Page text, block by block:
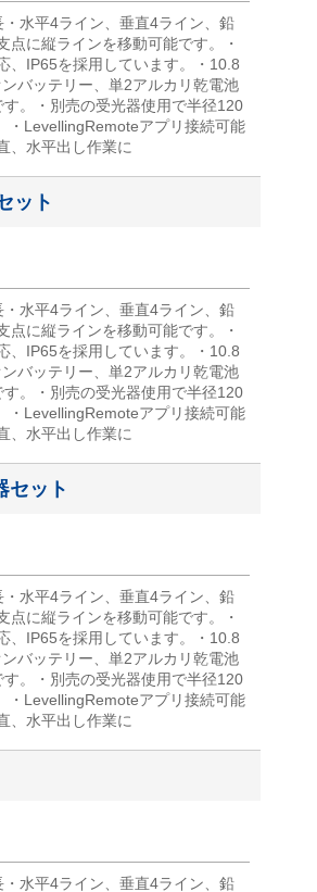
水平4ライン、垂直4ライン、鉛
点に縦ラインを移動可能です。・
、IP65を採用しています。・10.8
バッテリー、単2アルカリ乾電池
。・別売の受光器使用で半径120
・LevellingRemoteアプリ接続可能
、水平出し作業に
ット
水平4ライン、垂直4ライン、鉛
点に縦ラインを移動可能です。・
、IP65を採用しています。・10.8
バッテリー、単2アルカリ乾電池
。・別売の受光器使用で半径120
・LevellingRemoteアプリ接続可能
、水平出し作業に
セット
水平4ライン、垂直4ライン、鉛
点に縦ラインを移動可能です。・
、IP65を採用しています。・10.8
バッテリー、単2アルカリ乾電池
。・別売の受光器使用で半径120
・LevellingRemoteアプリ接続可能
、水平出し作業に
水平4ライン、垂直4ライン、鉛